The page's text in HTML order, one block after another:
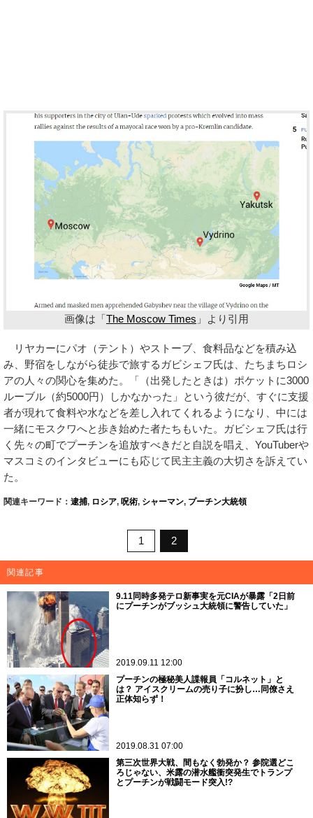
画像は「The Moscow Times 」より引用
リヤカーにパオ（テント）やストーブ、食料品などを積み込
み、野宿をしながら徒歩で旅するガビシェフ氏は、たちまちロシ
アの人々の関心を集めた。「（出発したときは）ポケットに3000
ルーブル（約5000円）しかなかった」という彼だが、すぐに支援
者が現れて食料や水などを差し入れてくれるようになり、中には
一緒にモスクワへと歩き始めた者たちもいた。ガビシェフ氏は行
く先々の町でプーチンを追放すべきだと自説を唱え、YouTuberや
マスコミのインタビューにも応じて民主主義の大切さを訴えてい
た。
関連キーワード： 逮捕, ロシア, 呪術, シャーマン, プーチン大統領
1 2
関連記事
9.11同時多発テロ新事実を元CIAが暴露「2日前
にプーチンがブッシュ大統領に警告していた」
2019.09.11 12:00
プーチンの極秘美人諜報員「コルネット」と
は？ アイスクリームの売り子に扮し…同僚さえ
正体知らず！
2019.08.31 07:00
第三次世界大戦、間もなく勃発か？ 参院選どこ
ろじゃない、米露の潜水艦衝突発生でトランプ
とプーチンが戦闘モード突入!?